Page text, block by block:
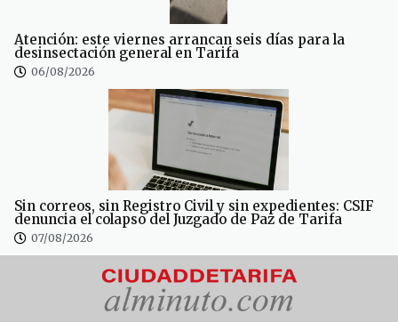
Atención: este viernes arrancan seis días para la
desinsectación general en Tarifa
06/08/2026
Sin correos, sin Registro Civil y sin expedientes: CSIF
denuncia el colapso del Juzgado de Paz de Tarifa
07/08/2026